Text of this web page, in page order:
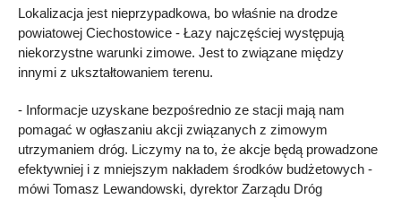
Lokalizacja jest nieprzypadkowa, bo właśnie na drodze
powiatowej Ciechostowice - Łazy najczęściej występują
niekorzystne warunki zimowe. Jest to związane między
innymi z ukształtowaniem terenu.
- Informacje uzyskane bezpośrednio ze stacji mają nam
pomagać w ogłaszaniu akcji związanych z zimowym
utrzymaniem dróg. Liczymy na to, że akcje będą prowadzone
efektywniej i z mniejszym nakładem środków budżetowych -
mówi Tomasz Lewandowski, dyrektor Zarządu Dróg